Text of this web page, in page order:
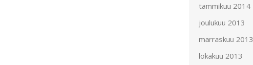
tammikuu 2014
joulukuu 2013
marraskuu 2013
lokakuu 2013